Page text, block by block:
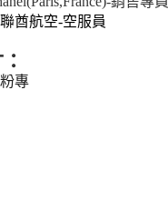
酋航空-空服員
專